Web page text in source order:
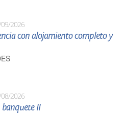
2026
con alojamiento completo y
2026
banquete II